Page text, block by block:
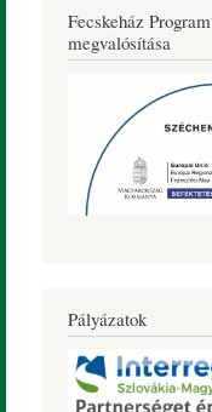
Fecskeház Program
megvalósítása
Pályázatok